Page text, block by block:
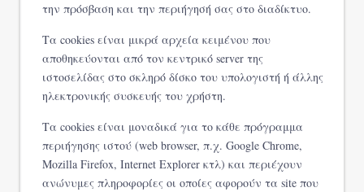
την πρόσβαση και την περιήγησή σας στο διαδίκτυο.
Τα cookies είναι μικρά αρχεία κειμένου που
αποθηκεύονται από τον κεντρικό server της
ιστοσελίδας στο σκληρό δίσκο του υπολογιστή ή άλλης
ηλεκτρονικής συσκευής του χρήστη.
Τα cookies είναι μοναδικά για το κάθε πρόγραμμα
περιήγησης ιστού (web browser, π.χ. Google Chrome,
Mozilla Firefox, Internet Explorer κτλ) και περιέχουν
ανώνυμες πληροφορίες οι οποίες αφορούν τα site που